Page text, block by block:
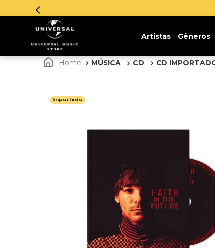
Parcelamento em até 12x sem juros. Aproveite!
Artistas Gêneros
MÚSICA CD CD
Importado